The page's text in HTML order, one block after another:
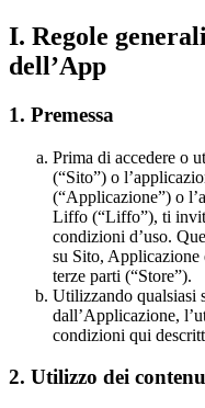
I. Regole
dell’App
1. Premessa
Prima di accedere o
(“Sito”) o
(“Applicazione”) o
Liffo (“Liffo”), ti
condizioni d’uso.
su Sito, Applicazione
terze parti (“Store”).
Utilizzando qualsiasi
dall’Applicazione,
condizioni qui
2. Utilizzo dei